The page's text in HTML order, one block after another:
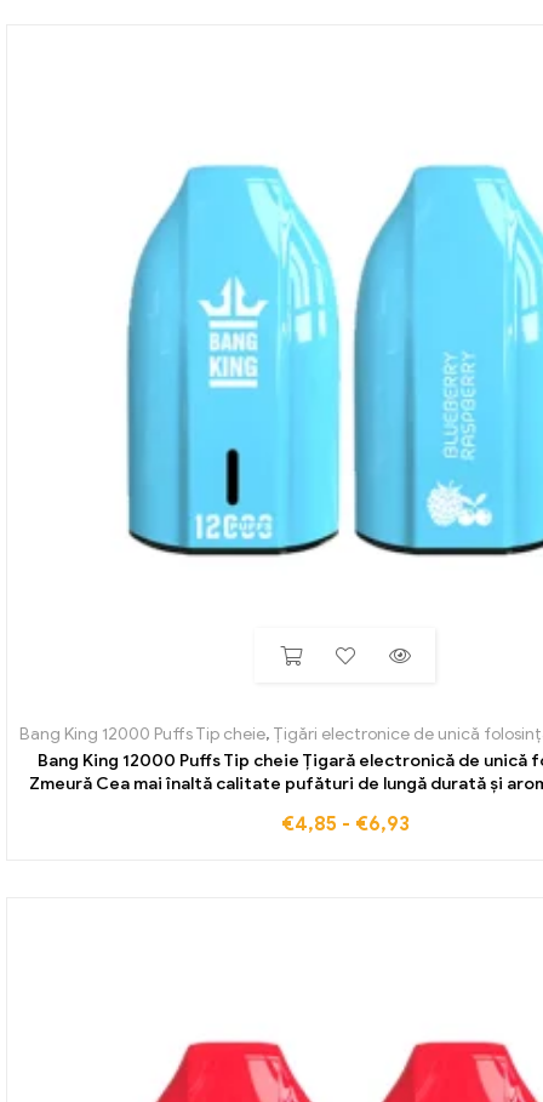
Bang King 12000 Puffs Tip cheie, Țigări electronice de unică
Bang King 12000 Puffs Tip cheie Țigară electronică de unică
Zmeură Cea mai înaltă calitate pufături de lungă durată și
€4,85 - €6,93